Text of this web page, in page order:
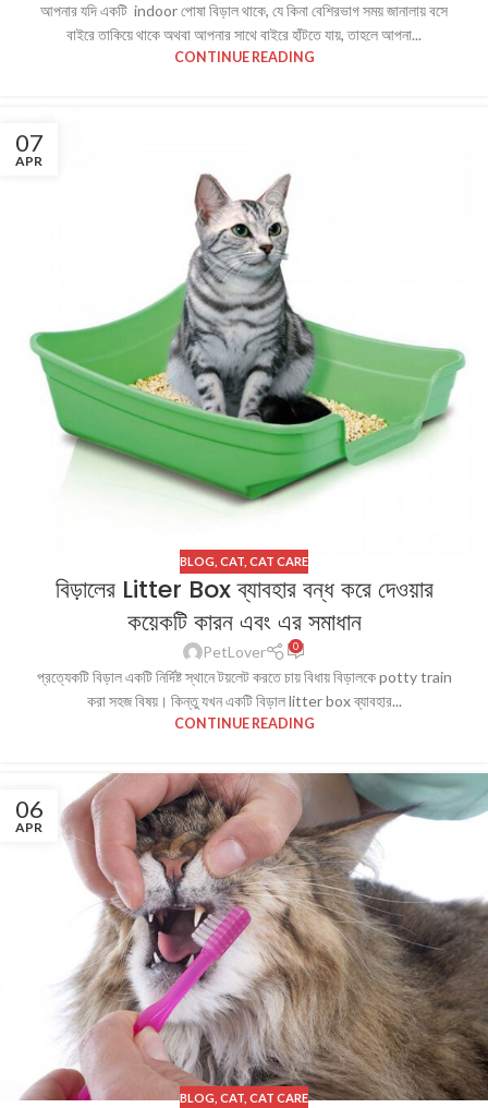
আপনার যদি একটি indoor পোষা বিড়াল থাকে, যে কিনা বেশিরভাগ সময় জানালায় বসে
বাইরে তাকিয়ে থাকে অথবা আপনার সাথে বাইরে হাঁটতে যায়, তাহলে আপনা...
CONTINUE READING
07
APR
BLOG CAT CAT CARE
বিড়ালের Litter Box ব্যাবহার বন্ধ করে দেওয়ার
কয়েকটি কারন এবং এর সমাধান
PetLover 0
প্রত্যেকটি বিড়াল একটি নির্দিষ্ট স্থানে টয়লেট করতে চায় বিধায় বিড়ালকে potty train
করা সহজ বিষয়। কিন্তু যখন একটি বিড়াল litter box ব্যাবহার...
CONTINUE READING
06
APR
BLOG CAT CAT CARE